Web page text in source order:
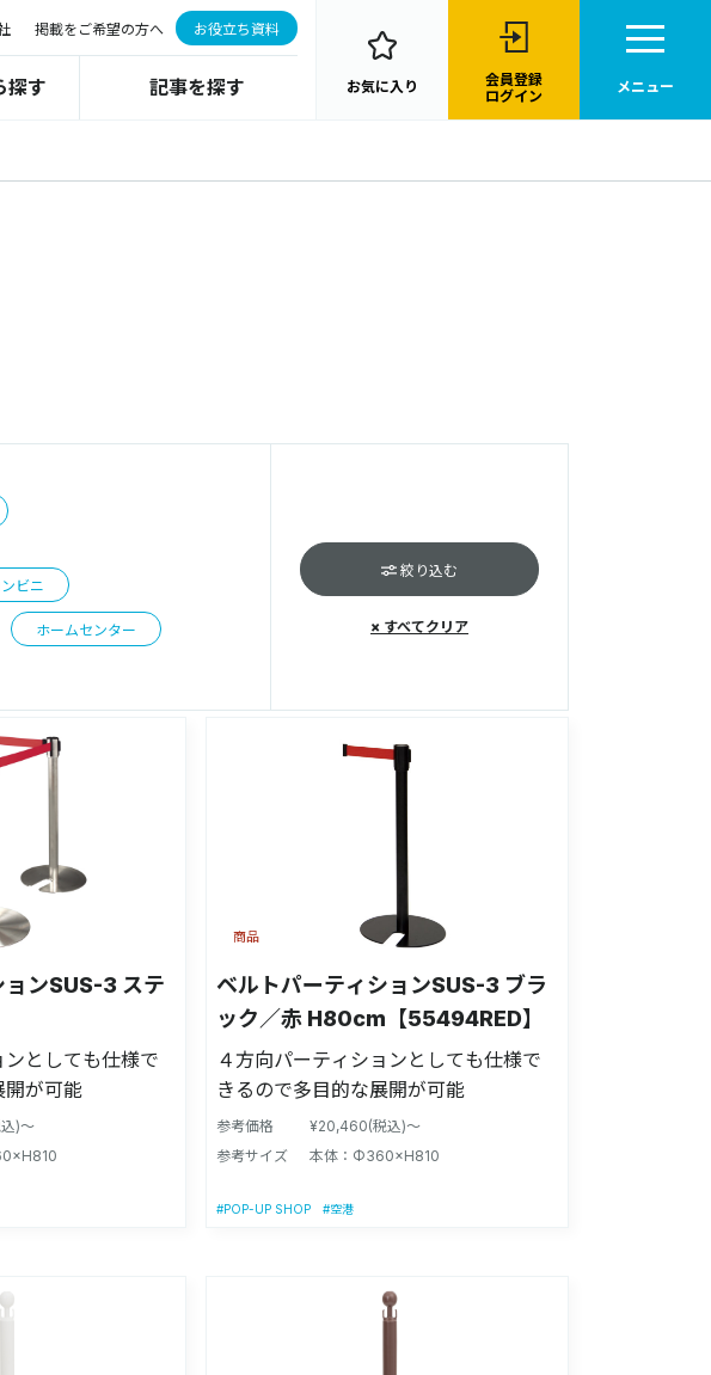
掲載をご希望の方へ お役立ち資料
探す 記事を探す お気に入り
会員登録
ログイン
メニュー
ビニ
ホームセンター
絞り込む
× すべてクリア
ョンSUS-3 ステ
】
としても仕様で
開が可能
)～
ベルトパーティションSUS-3 ブラ
ック／赤 H80cm【55494RED】
４方向パーティションとしても仕様で
きるので多目的な展開が可能
参考価格
¥20,460(税込)～
参考サイズ
本体：Φ360×H810
商品
#POP-UP SHOP #空港